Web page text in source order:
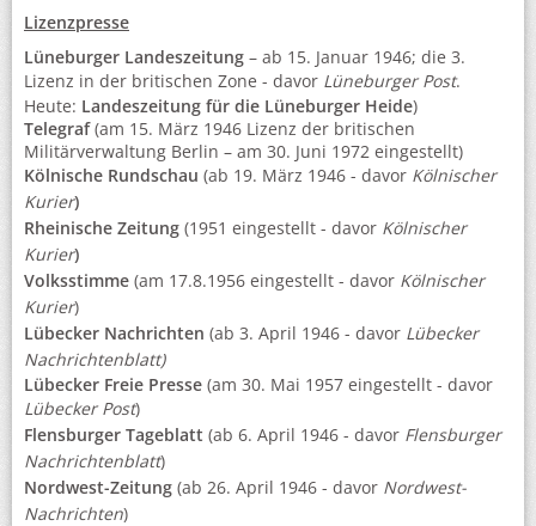
Lizenzpresse
Lüneburger Landeszeitung – ab 15. Januar 1946; die 3.
Lizenz in der britischen Zone - davor Lüneburger Post.
Heute: Landeszeitung für die Lüneburger Heide)
Telegraf(am 15. März 1946 Lizenz der britischen
Militärverwaltung Berlin – am 30. Juni 1972 eingestellt)
Kölnische Rundschau (ab 19. März 1946 - davor Kölnischer
Kurier)
Rheinische Zeitung (1951 eingestellt - davor Kölnischer
Kurier)
Volksstimme (am 17.8.1956 eingestellt - davor Kölnischer
Kurier)
Lübecker Nachrichten (ab 3. April 1946 - davor Lübecker
Nachrichtenblatt)
Lübecker Freie Presse (am 30. Mai 1957 eingestellt - davor
Lübecker Post)
Flensburger Tageblatt (ab 6. April 1946 - davor Flensburger
Nachrichtenblatt)
Nordwest-Zeitung (ab 26. April 1946 - davor Nordwest-
Nachrichten)